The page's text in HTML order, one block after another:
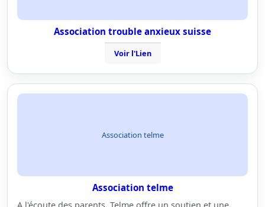
Association trouble anxieux suisse
Voir l'Lien
Association telme
Association telme